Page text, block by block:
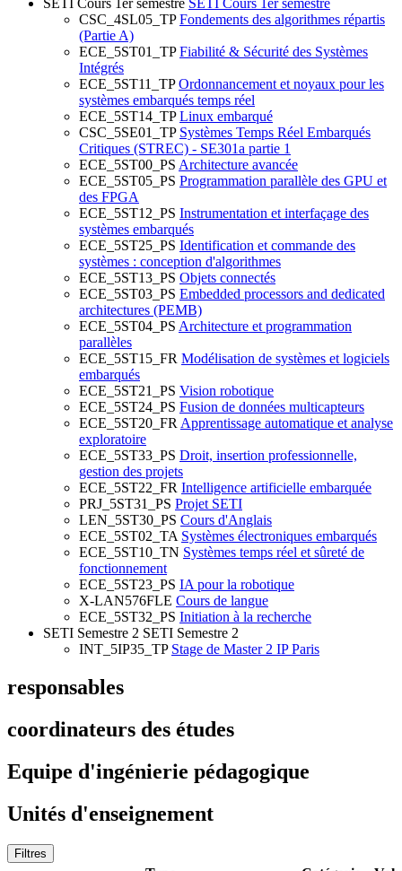
SETI Cours 1er semestre SETI Cours 1er semestre
CSC_4SL05_TP Fondements des algorithmes répartis
(Partie A)
ECE_5ST01_TP Fiabilité & Sécurité des Systèmes
Intégrés
ECE_5ST11_TP Ordonnancement et noyaux pour les
systèmes embarqués temps réel
ECE_5ST14_TP Linux embarqué
CSC_5SE01_TP Systèmes Temps Réel Embarqués
Critiques (STREC) - SE301a partie 1
ECE_5ST00_PS Architecture avancée
ECE_5ST05_PS Programmation parallèle des GPU et
des FPGA
ECE_5ST12_PS Instrumentation et interfaçage des
systèmes embarqués
ECE_5ST25_PS Identification et commande des
systèmes : conception d'algorithmes
ECE_5ST13_PS Objets connectés
ECE_5ST03_PS Embedded processors and dedicated
architectures (PEMB)
ECE_5ST04_PS Architecture et programmation
parallèles
ECE_5ST15_FR Modélisation de systèmes et logiciels
embarqués
ECE_5ST21_PS Vision robotique
ECE_5ST24_PS Fusion de données multicapteurs
ECE_5ST20_FR Apprentissage automatique et analyse
exploratoire
ECE_5ST33_PS Droit, insertion professionnelle,
gestion des projets
ECE_5ST22_FR Intelligence artificielle embarquée
PRJ_5ST31_PS Projet SETI
LEN_5ST30_PS Cours d'Anglais
ECE_5ST02_TA Systèmes électroniques embarqués
ECE_5ST10_TN Systèmes temps réel et sûreté de
fonctionnement
ECE_5ST23_PS IA pour la robotique
X-LAN576FLE Cours de langue
ECE_5ST32_PS Initiation à la recherche
SETI Semestre 2 SETI Semestre 2
INT_5IP35_TP Stage de Master 2 IP Paris
responsables
coordinateurs des études
Equipe d'ingénierie pédagogique
Unités d'enseignement
Filtres